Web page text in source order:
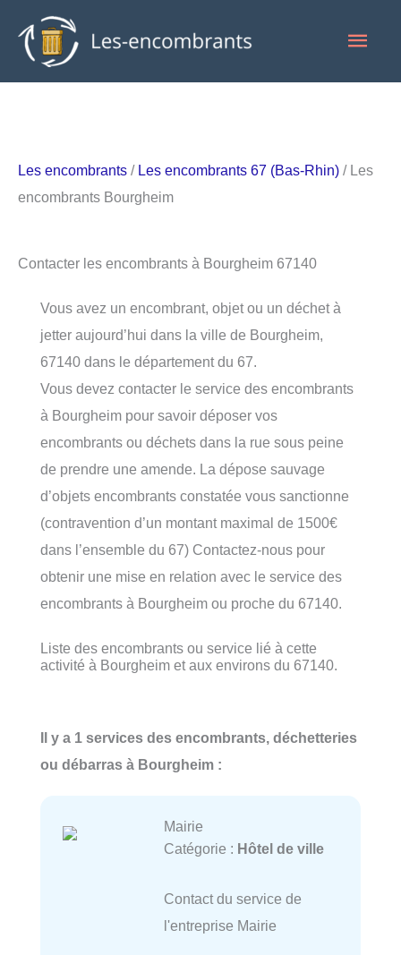
contenu
Les encombrants / Les encombrants 67 (Bas-Rhin) / Les
encombrants Bourgheim
Contacter les encombrants à Bourgheim 67140
Vous avez un encombrant, objet ou un déchet à
jetter aujourd’hui dans la ville de Bourgheim,
67140 dans le département du 67.
Vous devez contacter le service des encombrants
à Bourgheim pour savoir déposer vos
encombrants ou déchets dans la rue sous peine
de prendre une amende. La dépose sauvage
d’objets encombrants constatée vous sanctionne
(contravention d’un montant maximal de 1500€
dans l’ensemble du 67) Contactez-nous pour
obtenir une mise en relation avec le service des
encombrants à Bourgheim ou proche du 67140.
Liste des encombrants ou service lié à cette
activité à Bourgheim et aux environs du 67140.
Il y a 1 services des encombrants, déchetteries
ou débarras à Bourgheim :
Mairie
Catégorie : Hôtel de ville
Contact du service de
l'entreprise Mairie